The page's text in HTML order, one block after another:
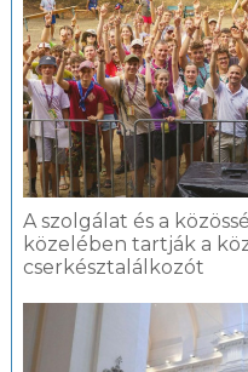
A szolgálat és a
közelében tartják a
cserkésztalálkozót